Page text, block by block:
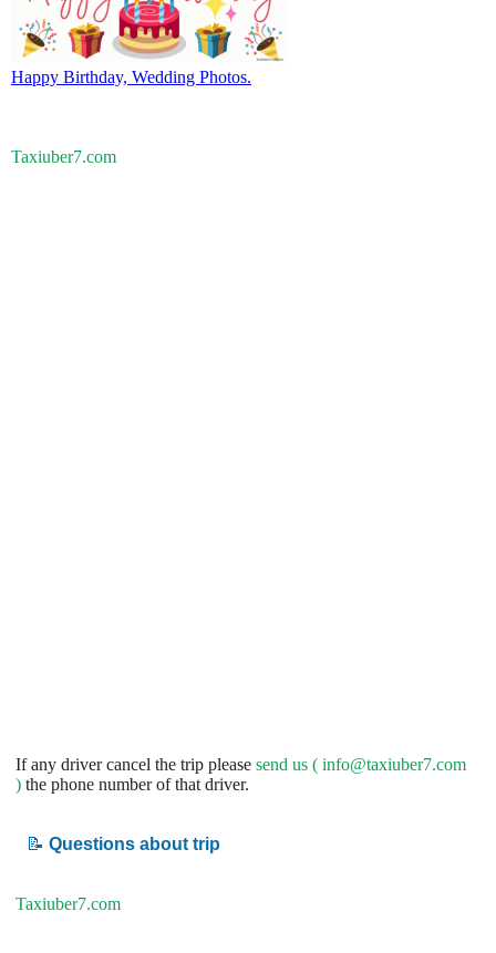
Happy Birthday, Wedding Photos.
Taxiuber7.com
If any driver cancel the trip please send us ( info@taxiuber7.com
) the phone number of that driver.
📝 Questions about trip
Taxiuber7.com